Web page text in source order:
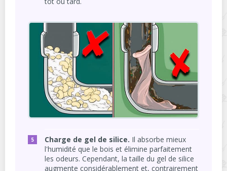
Charge de gel de silice. Il absorbe mieux
l'humidité que le bois et élimine parfaitement
les odeurs. Cependant, la taille du gel de silice
augmente considérablement et, contrairement